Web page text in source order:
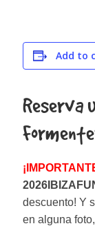
Add to
Reserva
descuento! Y
en alguna